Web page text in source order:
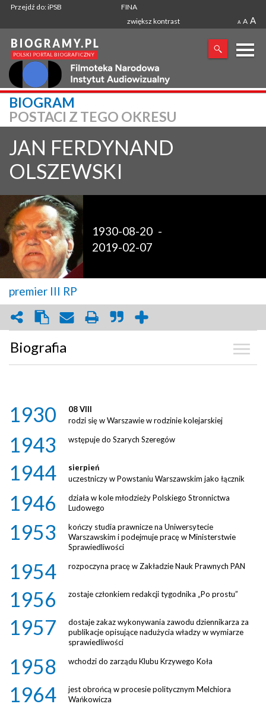
Przejdź do: iPSB
FINA
zwiększ kontrast
A A A
X
SZUKANA FRAZA
BIOGRAM
POSTACI Z TEGO OKRESU
JAN FERDYNAND
OLSZEWSKI
1930-08-20 -
2019-02-07
premier III RP
Biografia
Zdjęcia
(23)
Biografia
Graf powiązań
Dyskusja
Mapa
1930
08 VIII
rodzi się w Warszawie w rodzinie kolejarskiej
1943 wstępuje do Szarych Szeregów
1944
sierpień
uczestniczy w Powstaniu Warszawskim jako łącznik
1946
działa w kole młodzieży Polskiego Stronnictwa
Ludowego
1953
kończy studia prawnicze na Uniwersytecie
Warszawskim i podejmuje pracę w Ministerstwie
Sprawiedliwości
1954 rozpoczyna pracę w Zakładzie Nauk Prawnych PAN
1956 zostaje członkiem redakcji tygodnika „Po prostu”
1957
dostaje zakaz wykonywania zawodu dziennikarza za
publikacje opisujące nadużycia władzy w wymiarze
sprawiedliwości
1958 wchodzi do zarządu Klubu Krzywego Koła
1964
jest obrońcą w procesie politycznym Melchiora
Wańkowicza